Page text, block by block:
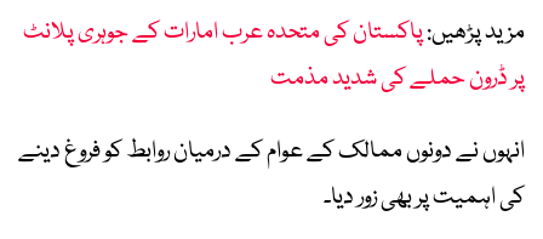
مزید پڑھیں:پاکستان کی متحدہ عرب امارات کے جوہری پلانٹ
پر ڈرون حملے کی شدید مذمت
انہوں نے دونوں ممالک کے عوام کے درمیان روابط کو فروغ دینے
کی اہمیت پر بھی زور دیا۔